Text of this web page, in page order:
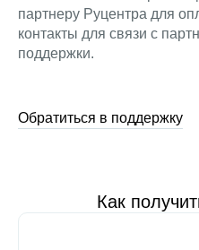
партнеру Руцентра для
контакты для связи с
поддержки.
Обратиться в поддержку
Как